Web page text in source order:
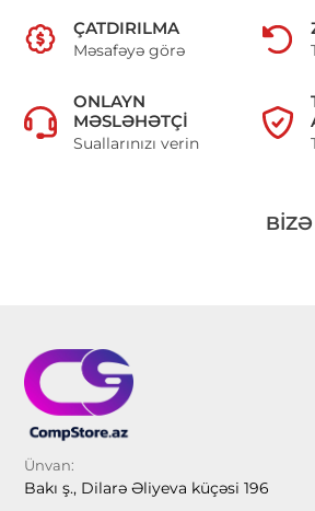
ÇATDIRILMA
Məsafəyə görə
ONLAYN
MƏSLƏHƏTÇI
Suallarınızı verin
BIZƏ
Ünvan:
Bakı ş., Dilarə Əliyeva küçəsi 196